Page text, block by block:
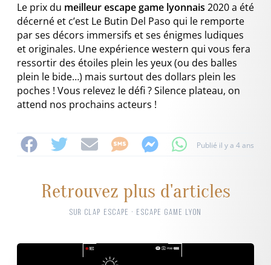
Le prix du meilleur escape game lyonnais 2020 a été
décerné et c’est Le Butin Del Paso qui le remporte
par ses décors immersifs et ses énigmes ludiques
et originales. Une expérience western qui vous fera
ressortir des étoiles plein les yeux (ou des balles
plein le bide…) mais surtout des dollars plein les
poches ! Vous relevez le défi ? Silence plateau, on
attend nos prochains acteurs !
Publié il y a 4 ans
Retrouvez plus d'articles
SUR CLAP ESCAPE · ESCAPE GAME LYON